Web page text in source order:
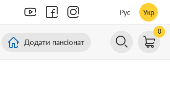
Рус Укр
Додати пансіонат
0